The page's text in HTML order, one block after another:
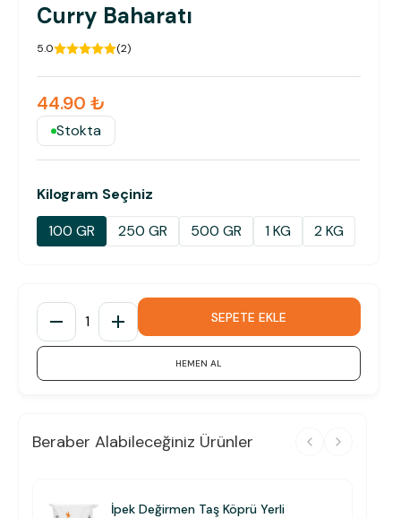
Curry Baharatı
5.0 (2)
44.90 ₺
Stokta
Kilogram Seçiniz
100 GR
250 GR 500 GR 1 KG 2 KG
1 SEPETE EKLE
HEMEN AL
Beraber Alabileceğiniz Ürünler
İpek Değirmen Taş Köprü Yerli